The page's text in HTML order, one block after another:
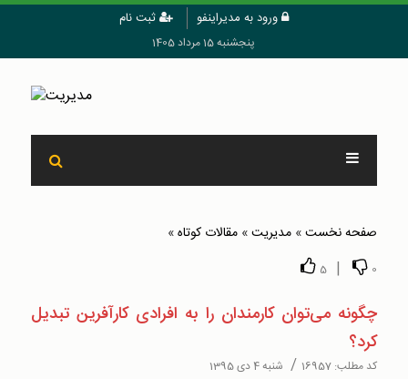
ورود به مدیراینفو ثبت نام
پنجشنبه 15 مرداد 1405
صفحه نخست» مدیریت» مقالات کوتاه»
0
|
5
چگونه می‌توان کارمندان را به افرادی کارآفرین تبدیل
کرد؟
کد مطلب: 16957
/ شنبه 4 دی 1395